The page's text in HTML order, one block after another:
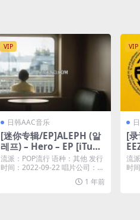
VIP
日韩AAC音乐
[迷你专辑/EP]ALEPH (알
레프) – Hero – EP [iTune
s Plus M4A]
流派：POP流行 语种：其他 发行
时间：2022-09-22 唱片公司：P
1 年前
VIP
[
辑
流
时